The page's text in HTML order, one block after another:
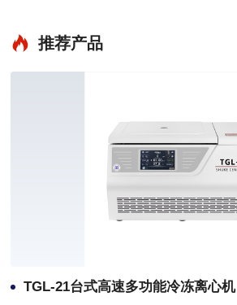
推荐产品
TGL-21台式高速多功能冷冻离心机